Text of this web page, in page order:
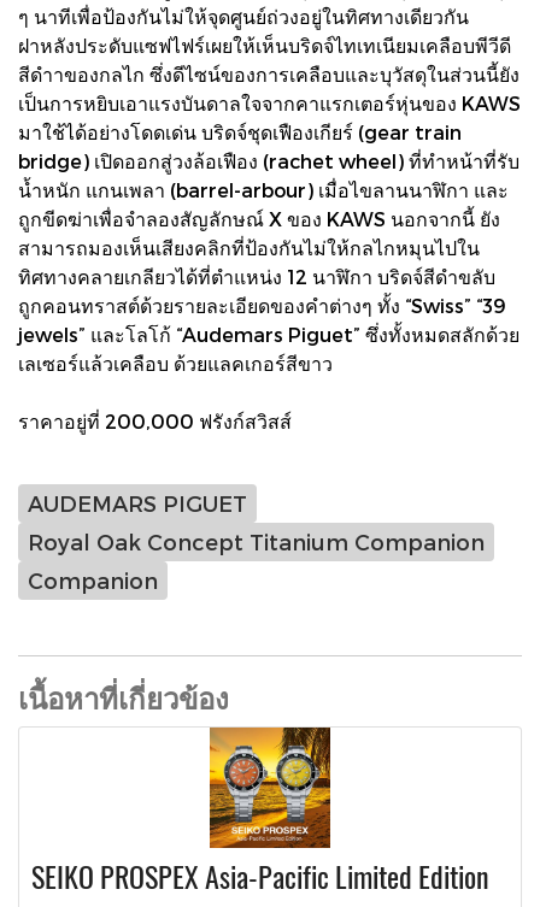
ๆ นาทีเพื่อป้องกันไม่ให้จุดศูนย์ถ่วงอยู่ในทิศทางเดียวกัน
ฝาหลังประดับแซฟไฟร์เผยให้เห็นบริดจ์ไทเทเนียมเคลือบพีวีดี
สีดําาของกลไก ซึ่งดีไซน์ของการเคลือบและบุวัสดุในส่วนนี้ยัง
เป็นการหยิบเอาแรงบันดาลใจจากคาแรกเตอร์หุ่นของ KAWS
มาใช้ได้อย่างโดดเด่น บริดจ์ชุดเฟืองเกียร์ (gear train
bridge) เปิดออกสู่วงล้อเฟือง (rachet wheel) ที่ทําหน้าที่รับ
น้ำหนัก แกนเพลา (barrel-arbour) เมื่อไขลานนาฬิกา และ
ถูกขีดฆ่าเพื่อจําลองสัญลักษณ์ X ของ KAWS นอกจากนี้ ยัง
สามารถมองเห็นเสียงคลิกที่ป้องกันไม่ให้กลไกหมุนไปใน
ทิศทางคลายเกลียวได้ที่ตําแหน่ง 12 นาฬิกา บริดจ์สีดําขลับ
ถูกคอนทราสต์ด้วยรายละเอียดของคําต่างๆ ทั้ง “Swiss” “39
jewels” และโลโก้ “Audemars Piguet” ซึ่งทั้งหมดสลักด้วย
เลเซอร์แล้วเคลือบ ด้วยแลคเกอร์สีขาว
ราคาอยู่ที่ 200,000 ฟรังก์สวิสส์
AUDEMARS PIGUET
Royal Oak Concept Titanium Companion
Companion
เนื้อหาที่เกี่ยวข้อง
SEIKO PROSPEX Asia-Pacific Limited Edition